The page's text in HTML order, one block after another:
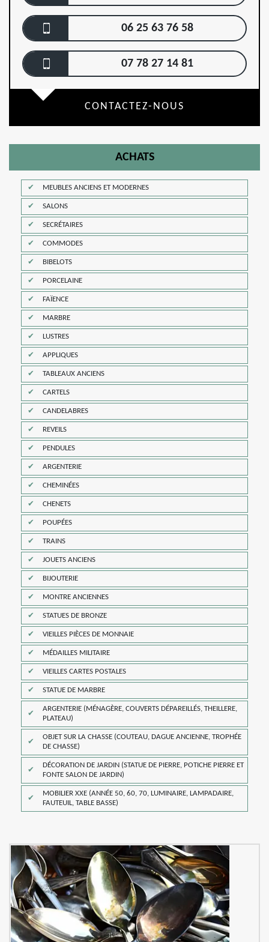
06 25 63 76 58
07 78 27 14 81
CONTACTEZ-NOUS
ACHATS
MEUBLES ANCIENS ET MODERNES
SALONS
SECRÉTAIRES
COMMODES
BIBELOTS
PORCELAINE
FAÏENCE
MARBRE
LUSTRES
APPLIQUES
TABLEAUX ANCIENS
CARTELS
CANDELABRES
REVEILS
PENDULES
ARGENTERIE
CHEMINÉES
CHENETS
POUPÉES
TRAINS
JOUETS ANCIENS
BIJOUTERIE
MONTRE ANCIENNES
STATUES DE BRONZE
VIEILLES PIÈCES DE MONNAIE
MÉDAILLES MILITAIRE
VIEILLES CARTES POSTALES
STATUE DE MARBRE
ARGENTERIE (MÉNAGÈRE, COUVERTS DÉPAREILLÉS, THEILLERE,
PLATEAU)
OBJET SUR LA CHASSE (COUTEAU, DAGUE ANCIENNE, TROPHÉE
DE CHASSE)
DÉCORATION DE JARDIN (STATUE DE PIERRE, POTICHE PIERRE ET
FONTE SALON DE JARDIN)
MOBILIER XXE (ANNÉE 50, 60, 70, LUMINAIRE, LAMPADAIRE,
FAUTEUIL, TABLE BASSE)